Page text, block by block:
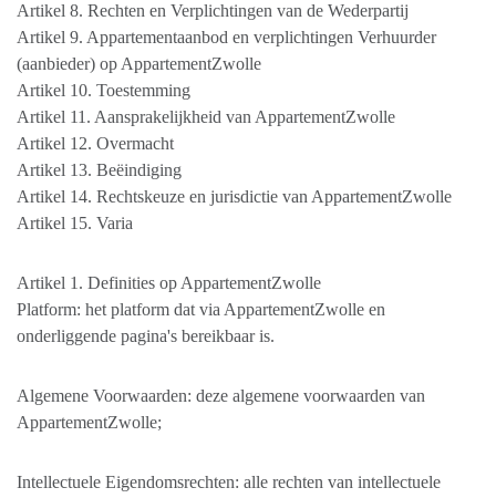
Artikel 8. Rechten en Verplichtingen van de Wederpartij
Artikel 9. Appartementaanbod en verplichtingen Verhuurder
(aanbieder) op AppartementZwolle
Artikel 10. Toestemming
Artikel 11. Aansprakelijkheid van AppartementZwolle
Artikel 12. Overmacht
Artikel 13. Beëindiging
Artikel 14. Rechtskeuze en jurisdictie van AppartementZwolle
Artikel 15. Varia
Artikel 1. Definities op AppartementZwolle
Platform: het platform dat via AppartementZwolle en
onderliggende pagina's bereikbaar is.
Algemene Voorwaarden: deze algemene voorwaarden van
AppartementZwolle;
Intellectuele Eigendomsrechten: alle rechten van intellectuele